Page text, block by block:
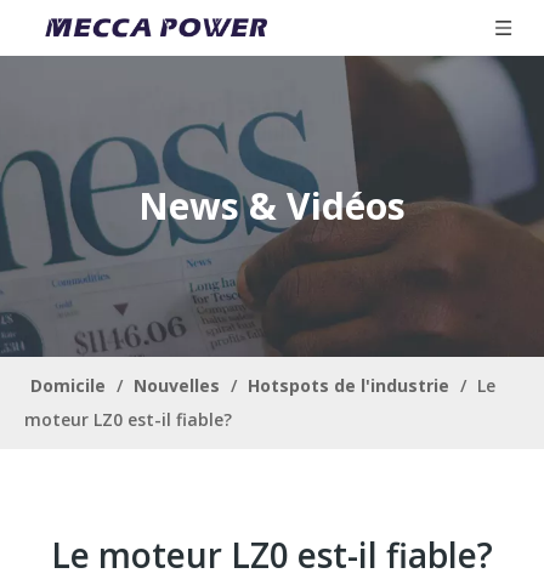
News & Vidéos
Domicile / Nouvelles / Hotspots de l'industrie / Le
moteur LZ0 est-il fiable?
Le moteur LZ0 est-il fiable?